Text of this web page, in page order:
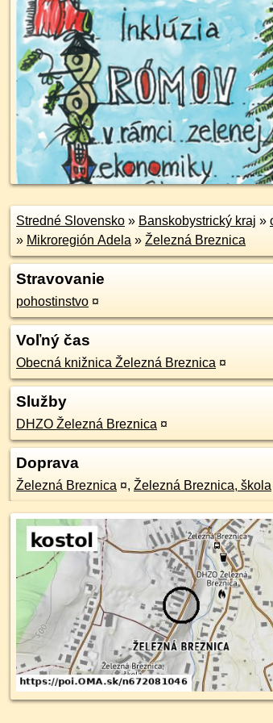
Stredné Slovensko » Banskobystrický kraj »
» Mikroregión Adela » Železná Breznica
Stravovanie
pohostinstvo ¤
Voľný čas
Obecná knižnica Železná Breznica ¤
Služby
DHZO Železná Breznica ¤
Doprava
Železná Breznica ¤, Železná Breznica, škola